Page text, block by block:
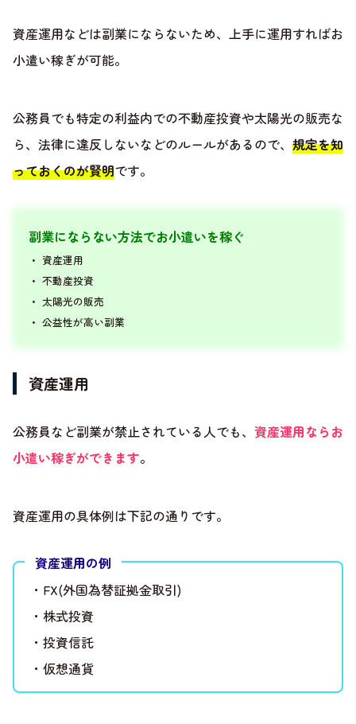
資産運用などは副業にならないため、上手に運用すればお
小遣い稼ぎが可能。
公務員でも特定の利益内での不動産投資や太陽光の販売な
ら、法律に違反しないなどのルールがあるので、 規定を知
っておくのが賢明です。
副業にならない方法でお小遣いを稼ぐ
・ 資産運用
・ 不動産投資
・ 太陽光の販売
・ 公益性が高い副業
資産運用
公務員など副業が禁止されている人でも、 資産運用ならお
小遣い稼ぎができます。
資産運用の具体例は下記の通りです。
資産運用の例
・FX(外国為替証拠金取引)
・株式投資
・投資信託
・仮想通貨